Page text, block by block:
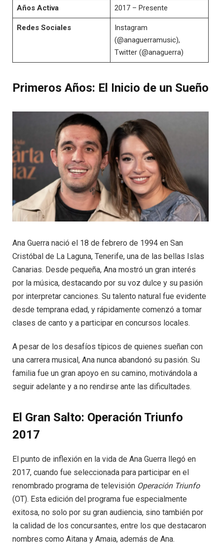
Años Activa 2017 – Presente
Redes Sociales
Instagram
(@anaguerramusic),
Twitter (@anaguerra)
Primeros Años: El Inicio de un Sueño
Ana Guerra nació el 18 de febrero de 1994 en San
Cristóbal de La Laguna, Tenerife, una de las bellas Islas
Canarias. Desde pequeña, Ana mostró un gran interés
por la música, destacando por su voz dulce y su pasión
por interpretar canciones. Su talento natural fue evidente
desde temprana edad, y rápidamente comenzó a tomar
clases de canto y a participar en concursos locales.
A pesar de los desafíos típicos de quienes sueñan con
una carrera musical, Ana nunca abandonó su pasión. Su
familia fue un gran apoyo en su camino, motivándola a
seguir adelante y a no rendirse ante las dificultades.
El Gran Salto: Operación Triunfo
2017
El punto de inflexión en la vida de Ana Guerra llegó en
2017, cuando fue seleccionada para participar en el
renombrado programa de televisión Operación Triunfo
(OT). Esta edición del programa fue especialmente
exitosa, no solo por su gran audiencia, sino también por
la calidad de los concursantes, entre los que destacaron
nombres como Aitana y Amaia, además de Ana.